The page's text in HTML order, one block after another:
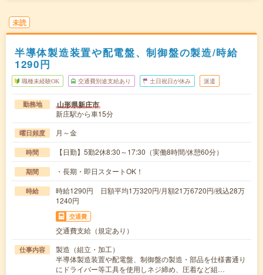
未読
半導体製造装置や配電盤、制御盤の製造/時給
1290円
職種未経験OK 交通費別途支給あり 土日祝日が休み 派遣
勤務地 山形県新庄市
新庄駅から車15分
曜日頻度 月～金
時間 【日勤】5勤2休8:30～17:30（実働8時間/休憩60分）
期間 ・長期・即日スタートOK！
時給
時給1290円 日額平均1万320円/月額21万6720円/残込28万
1240円
交通費
交通費支給（規定あり）
仕事内容
製造（組立・加工）
半導体製造装置や配電盤、制御盤の製造・部品を仕様書通り
にドライバー等工具を使用しネジ締め、圧着など組…